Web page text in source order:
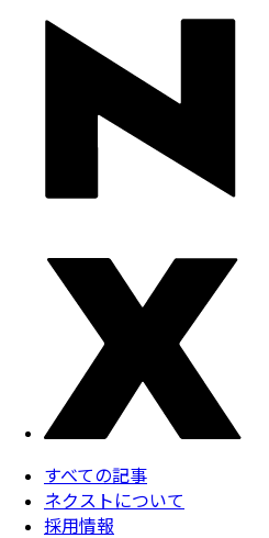
すべての記事
ネクストについて
採用情報